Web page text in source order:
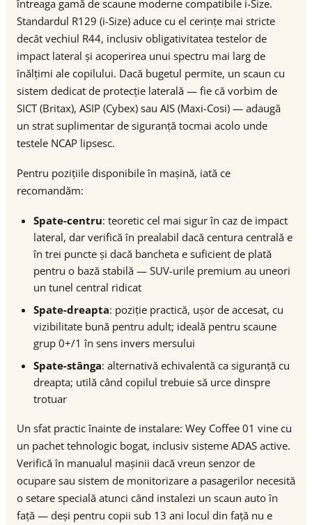
întreaga gamă de scaune moderne compatibile i-Size.
Standardul R129 (i-Size) aduce cu el cerințe mai stricte
decât vechiul R44, inclusiv obligativitatea testelor de
impact lateral și acoperirea unui spectru mai larg de
înălțimi ale copilului. Dacă bugetul permite, un scaun cu
sistem dedicat de protecție laterală — fie că vorbim de
SICT (Britax), ASIP (Cybex) sau AIS (Maxi-Cosi) — adaugă
un strat suplimentar de siguranță tocmai acolo unde
testele NCAP lipsesc.
Pentru pozițiile disponibile în mașină, iată ce
recomandăm:
Spate-centru: teoretic cel mai sigur în caz de impact
lateral, dar verifică în prealabil dacă centura centrală e
în trei puncte și dacă bancheta e suficient de plată
pentru o bază stabilă — SUV-urile premium au uneori
un tunel central ridicat
Spate-dreapta: poziție practică, ușor de accesat, cu
vizibilitate bună pentru adult; ideală pentru scaune
grup 0+/1 în sens invers mersului
Spate-stânga: alternativă echivalentă ca siguranță cu
dreapta; utilă când copilul trebuie să urce dinspre
trotuar
Un sfat practic înainte de instalare: Wey Coffee 01 vine cu
un pachet tehnologic bogat, inclusiv sisteme ADAS active.
Verifică în manualul mașinii dacă vreun senzor de
ocupare sau sistem de monitorizare a pasagerilor necesită
o setare specială atunci când instalezi un scaun auto în
față — deși pentru copii sub 13 ani locul din față nu e